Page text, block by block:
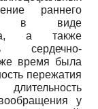
раннего
в виде
а также
сердечно-
время была
пережатия
у